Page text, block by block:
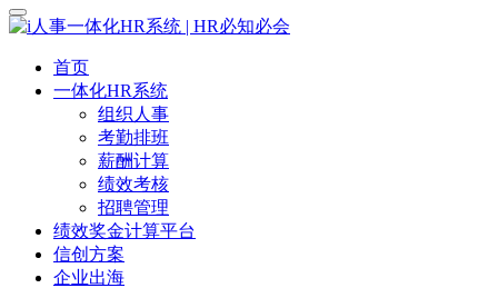
首页
一体化HR系统
组织人事
考勤排班
薪酬计算
绩效考核
招聘管理
绩效奖金计算平台
信创方案
企业出海